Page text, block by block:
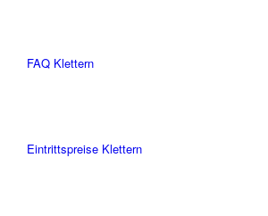
FAQ Klettern
Eintrittspreise Klettern